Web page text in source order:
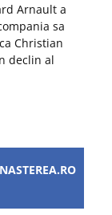
Arnault a
sa
Christian
declin al